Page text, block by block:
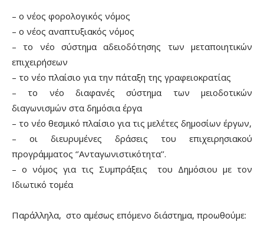
– ο νέος φορολογικός νόμος
– ο νέος αναπτυξιακός νόμος
– το νέο σύστημα αδειοδότησης των μεταποιητικών
επιχειρήσεων
– το νέο πλαίσιο για την πάταξη της γραφειοκρατίας
– το νέο διαφανές σύστημα των μειοδοτικών
διαγωνισμών στα δημόσια έργα
– το νέο θεσμικό πλαίσιο για τις μελέτες δημοσίων έργων,
– οι διευρυμένες δράσεις του επιχειρησιακού
προγράμματος ‘’Ανταγωνιστικότητα’’.
– ο νόμος για τις Συμπράξεις του Δημόσιου με τον
Ιδιωτικό τομέα
Παράλληλα, στο αμέσως επόμενο διάστημα, προωθούμε: